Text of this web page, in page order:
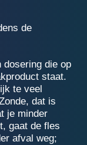
de
dosering die op
staat.
te veel
dat is
je minder
gaat de fles
afval weg;